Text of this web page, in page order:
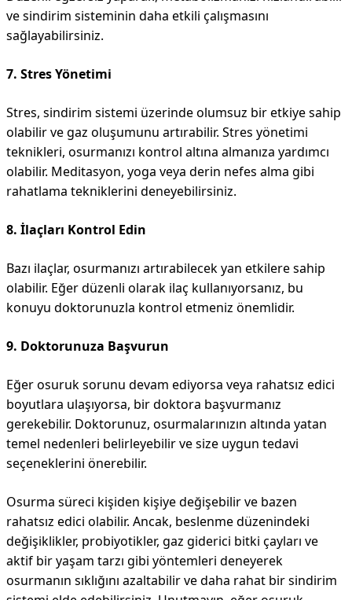
ve sindirim sisteminin daha etkili çalışmasını
sağlayabilirsiniz.
7. Stres Yönetimi
Stres, sindirim sistemi üzerinde olumsuz bir etkiye sahip
olabilir ve gaz oluşumunu artırabilir. Stres yönetimi
teknikleri, osurmanızı kontrol altına almanıza yardımcı
olabilir. Meditasyon, yoga veya derin nefes alma gibi
rahatlama tekniklerini deneyebilirsiniz.
8. İlaçları Kontrol Edin
Bazı ilaçlar, osurmanızı artırabilecek yan etkilere sahip
olabilir. Eğer düzenli olarak ilaç kullanıyorsanız, bu
konuyu doktorunuzla kontrol etmeniz önemlidir.
9. Doktorunuza Başvurun
Eğer osuruk sorunu devam ediyorsa veya rahatsız edici
boyutlara ulaşıyorsa, bir doktora başvurmanız
gerekebilir. Doktorunuz, osurmalarınızın altında yatan
temel nedenleri belirleyebilir ve size uygun tedavi
seçeneklerini önerebilir.
Osurma süreci kişiden kişiye değişebilir ve bazen
rahatsız edici olabilir. Ancak, beslenme düzenindeki
değişiklikler, probiyotikler, gaz giderici bitki çayları ve
aktif bir yaşam tarzı gibi yöntemleri deneyerek
osurmanın sıklığını azaltabilir ve daha rahat bir sindirim